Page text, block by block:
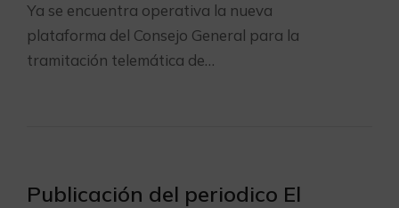
Ya se encuentra operativa la nueva
plataforma del Consejo General para la
tramitación telemática de…
Publicación del periodico El